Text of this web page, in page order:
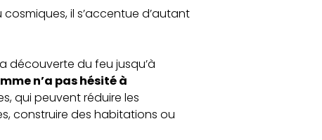
il s’accentue d’autant
découverte du feu jusqu’à
n’a pas hésité à
qui peuventréduire les
construire des habitations ou